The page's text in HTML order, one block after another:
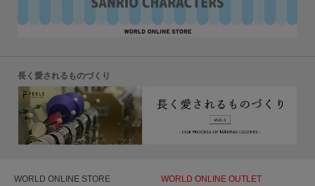
長く愛されるものづくり
WORLD ONLINE STORE WORLD ONLINE OUTLET